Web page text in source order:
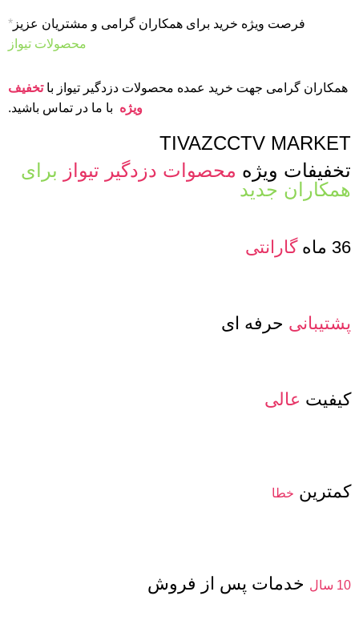
فرصت ویژه خرید برای همکاران گرامی و مشتریان عزیز *
محصولات تیواز
همکاران گرامی جهت خرید عمده محصولات دزدگیر تیواز باتخفیف
ویژه با ما در تماس باشید.
TIVAZCCTV MARKET
تخفیفات ویژه محصوات دزدگیر تیواز برای
همکاران جدید
36 ماه گارانتی
پشتیبانی حرفه ای
کیفیت عالی
کمترین خطا
10 سال خدمات پس از فروش